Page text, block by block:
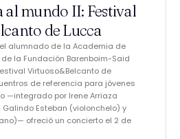
al mundo II: Festival
de Lucca
alumnado de la Academia de
la Fundación Barenboim-Said
Virtuoso&Belcanto de
de referencia para jóvenes
—integrado por Irene Arriaza
Galindo Esteban (violonchelo) y
ofreció un concierto el 2 de